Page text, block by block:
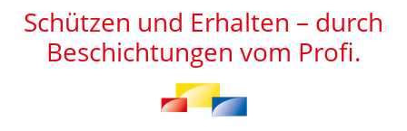
Schützen und Erhalten – durch
Beschichtungen vom Profi.